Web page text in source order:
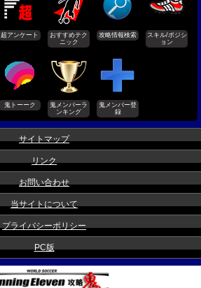
超アンケート
おすすめテク
ニック
攻略情報検索
スキル/ポジシ
ョン
鬼トーーク
鬼メンバーラ
ンキング
鬼メンバー登
録
サイトマップ
リンク
お問い合わせ
当サイトについて
プライバシーポリシー
PC版